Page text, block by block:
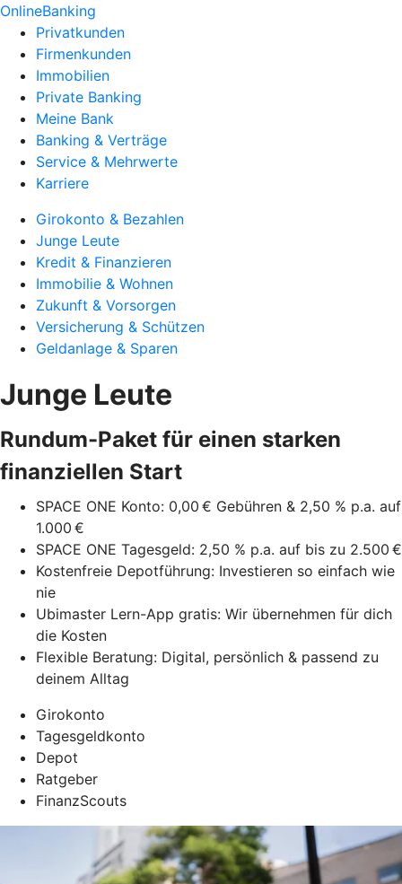
OnlineBanking
Privatkunden
Firmenkunden
Immobilien
Private Banking
Meine Bank
Banking & Verträge
Service & Mehrwerte
Karriere
Girokonto & Bezahlen
Junge Leute
Kredit & Finanzieren
Immobilie & Wohnen
Zukunft & Vorsorgen
Versicherung & Schützen
Geldanlage & Sparen
Junge Leute
Rundum-Paket für einen starken
finanziellen Start
SPACE ONE Konto: 0,00 € Gebühren & 2,50 % p.a. auf
1.000 €
SPACE ONE Tagesgeld: 2,50 % p.a. auf bis zu 2.500 €
Kostenfreie Depotführung: Investieren so einfach wie
nie
Ubimaster Lern-App gratis: Wir übernehmen für dich
die Kosten
Flexible Beratung: Digital, persönlich & passend zu
deinem Alltag
Girokonto
Tagesgeldkonto
Depot
Ratgeber
FinanzScouts